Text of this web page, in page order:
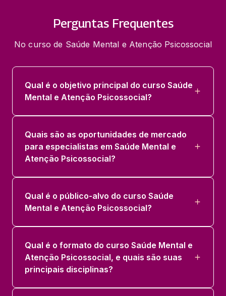
Perguntas Frequentes
No curso de Saúde Mental e Atenção Psicossocial
Qual é o objetivo principal do curso Saúde
Mental e Atenção Psicossocial?
Quais são as oportunidades de mercado
para especialistas em Saúde Mental e
Atenção Psicossocial?
Qual é o público-alvo do curso Saúde
Mental e Atenção Psicossocial?
Qual é o formato do curso Saúde Mental e
Atenção Psicossocial, e quais são suas
principais disciplinas?